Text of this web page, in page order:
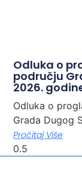
Odluka o
području
2026.
Odluka o
Grada Dugog
Pročitaj Više